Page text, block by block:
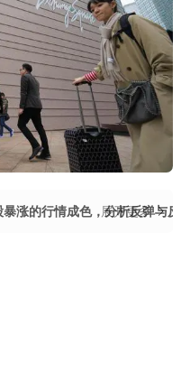
涨的行情成色，分析反弹与反
展开更多